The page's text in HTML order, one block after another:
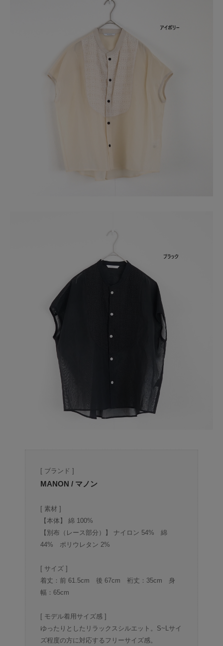
[ ブランド ]
MANON / マノン
[ 素材 ]
【本体】 綿 100%
【別布（レース部分）】 ナイロン 54% 綿
44% ポリウレタン 2%
[ サイズ ]
着丈：前 61.5cm 後 67cm 裄丈：35cm 身
幅：65cm
[ モデル着用サイズ感 ]
ゆったりとしたリラックスシルエット。S~Lサイ
ズ程度の方に対応するフリーサイズ感。